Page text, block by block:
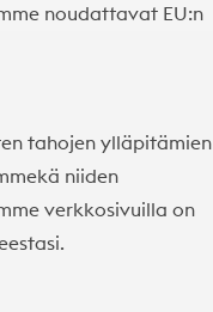
noudattavat EU:n
tahojen ylläpitämien
niiden
verkkosivuilla on